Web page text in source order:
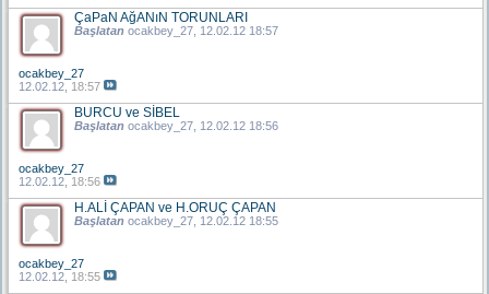
ÇaPaN AğANıN TORUNLARI
Başlatan ocakbey_27 , 12.02.12 18:57
ocakbey_27
12.02.12, 18:57
BURCU ve SİBEL
Başlatan ocakbey_27 , 12.02.12 18:56
ocakbey_27
12.02.12, 18:56
H.ALİ ÇAPAN ve H.ORUÇ ÇAPAN
Başlatan ocakbey_27 , 12.02.12 18:55
ocakbey_27
12.02.12, 18:55